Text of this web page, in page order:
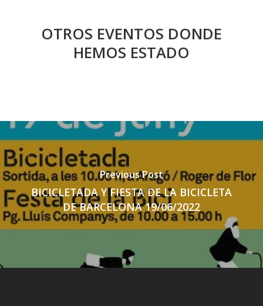
OTROS EVENTOS DONDE
HEMOS ESTADO
Previous Post
BICICLETADA Y FIESTA DE LA BICICLETA
DE BARCELONA 19/06/2022